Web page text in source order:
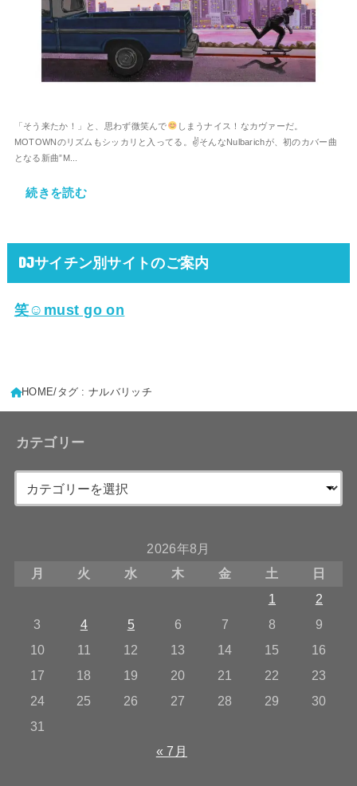
「そう来たか！」と、思わず微笑んで
しまうナイス！なカヴァーだ。
MOTOWNのリズムもシッカリと入ってる。✌そんなNulbarichが、初のカバー曲
となる新曲”M...
続きを読む
DJサイチン別サイトのご案内
笑☺must go on
HOME タグ : ナルバリッチ
カテゴリー
2026年8月
月
火 水 木 金 土
日
1
2
3
4 5 6 7 8
9
10
11 12 13 14 15
16
17
18 19 20 21 22
23
24
25 26 27 28 29
30
31
« 7月